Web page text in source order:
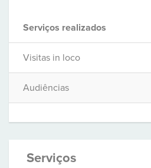
Serviços realizados
Visitas in loco
Audiências
Serviços